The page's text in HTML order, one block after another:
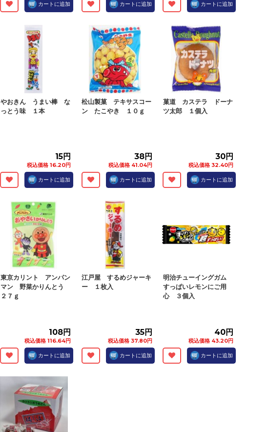
カートに追加 カートに追加 カートに追加
やおきん うまい棒 な
っとう味 １本
15円
税込価格 16.20円
カートに追加
松山製菓 テキサスコー
ン たこやき １０ｇ
38円
税込価格 41.04円
カートに追加
菓道 カステラ ドーナ
ツ太郎 １個入
30円
税込価格 32.40円
カートに追加
東京カリント アンパン
マン 野菜かりんとう
２７ｇ
108円
税込価格 116.64円
カートに追加
江戸屋 するめジャーキ
ー １枚入
35円
税込価格 37.80円
カートに追加
明治チューイングガム
すっぱいレモンにご用
心 ３個入
40円
税込価格 43.20円
カートに追加